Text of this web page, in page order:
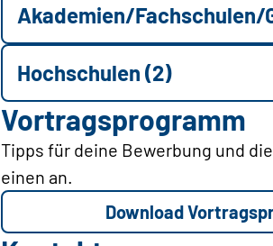
Akademien/Fachschulen/
Hochschulen (2)
Vortragsprogramm
Tipps für deine Bewerbung und
einen an.
Download